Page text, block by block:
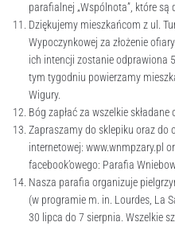
parafialnej „Wspólnota”, które są
Dziękujemy mieszkańcom z ul.
Wypoczynkowej za złożenie
ich intencji zostanie odprawiona
tym tygodniu powierzamy
Wigury.
Bóg zapłać za wszelkie składane
Zapraszamy do sklepiku oraz do
internetowej: www.wnmpzary.pl
facebook’owego: Parafia
Nasza parafia organizuje
(w programie m. in. Lourdes, La
30 lipca do 7 sierpnia. Wszelkie